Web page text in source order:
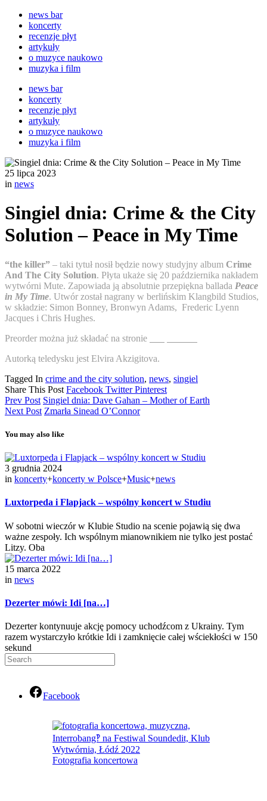
news bar
koncerty
recenzje płyt
artykuły
o muzyce naukowo
muzyka i film
news bar
koncerty
recenzje płyt
artykuły
o muzyce naukowo
muzyka i film
25 lipca 2023
in news
Singiel dnia: Crime & the City
Solution – Peace in My Time
“the killer” – taki tytuł nosił będzie nowy studyjny album Crime
And The City Solution. Płyta ukaże się 20 października nakładem
wytwórni Mute. Zapowiada ją absolutnie przepiękna ballada Peace
in My Time. Utwór został nagrany w berlińskim Klangbild Studios,
w składzie: Simon Bonney, Bronwyn Adams, Frederic Lyenn
Jacques i Chris Hughes.
Preorder można już składać na stronie
Autorką teledysku jest Elvira Akzigitova.
Tagged In crime and the city solution, news, singiel
Share This Post Facebook TwitterPinterest
Prev Post Singiel dnia: Dave Gahan – Mother of Earth
Next Post Zmarła Sinead O’Connor
You may also like
3 grudnia 2024
in koncerty+koncerty w Polsce+Music+news
Luxtorpeda i Flapjack – wspólny koncert w Studiu
W sobotni wieczór w Klubie Studio na scenie pojawią się dwa
ważne zespoły. Ich wspólnym mianownikiem nie tylko jest postać
Litzy. Oba
15 marca 2022
in news
Dezerter mówi: Idi [na…]
Dezerter kontynuuje akcję pomocy uchodźcom z Ukrainy. Tym
razem wystarczyło krótkie Idi i zamknięcie całej wściekłości w 150
sekund
Facebook
Fotografia koncertowa